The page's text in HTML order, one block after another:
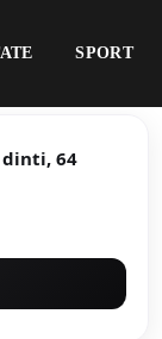
SPORT
dinti, 64